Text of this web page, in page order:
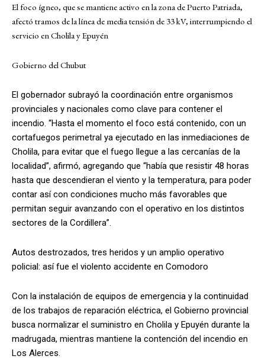
El foco ígneo, que se mantiene activo en la zona de Puerto Patriada,
afectó tramos de la línea de media tensión de 33 kV, interrumpiendo el
servicio en Cholila y Epuyén
Gobierno del Chubut
El gobernador subrayó la coordinación entre organismos
provinciales y nacionales como clave para contener el
incendio. “Hasta el momento el foco está contenido, con un
cortafuegos perimetral ya ejecutado en las inmediaciones de
Cholila, para evitar que el fuego llegue a las cercanías de la
localidad”, afirmó, agregando que “había que resistir 48 horas
hasta que descendieran el viento y la temperatura, para poder
contar así con condiciones mucho más favorables que
permitan seguir avanzando con el operativo en los distintos
sectores de la Cordillera”.
Autos destrozados, tres heridos y un amplio operativo
policial: así fue el violento accidente en Comodoro
Con la instalación de equipos de emergencia y la continuidad
de los trabajos de reparación eléctrica, el Gobierno provincial
busca normalizar el suministro en Cholila y Epuyén durante la
madrugada, mientras mantiene la contención del incendio en
Los Alerces.